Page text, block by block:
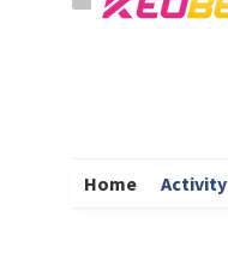
Home Activity